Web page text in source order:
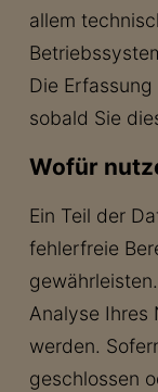
allem
Die
sobald Sie
Wofür
Ein Teil der
fehlerfreie
Analyse Ihres
werden.
geschlossen